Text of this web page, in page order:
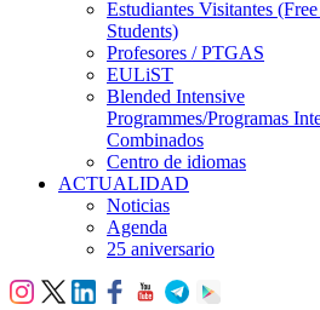
Estudiantes Visitantes
Students)
Profesores / PTGAS
EULiST
Blended Intensive
Programmes/Programas
Combinados
Centro de idiomas
ACTUALIDAD
Noticias
Agenda
25 aniversario